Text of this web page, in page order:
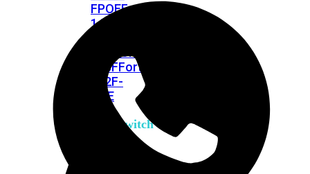
FPOEFortiSwitch
148F
108FFortiSwitchRugged
112F-
POE
FortiSwitch